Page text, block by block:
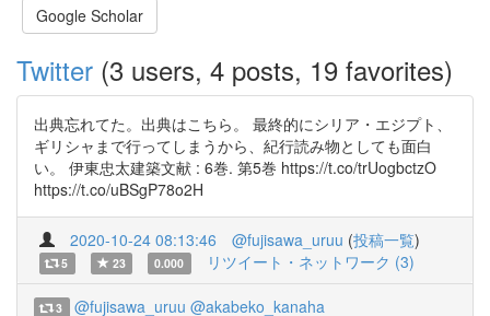
Google Scholar
Twitter (3 users, 4 posts, 19 favorites)
出典忘れてた。出典はこちら。 最終的にシリア・エジプト、
ギリシャまで行ってしまうから、紀行読み物としても面白
い。 伊東忠太建築文献 : 6巻. 第5巻 https://t.co/trUogbctzO
https://t.co/uBSgP78o2H
2020-10-24 08:13:46 @fujisawa_uruu (投稿一覧)
5 23 0.000 リツイート・ネットワーク (3)
3 @fujisawa_uruu @akabeko_kanaha